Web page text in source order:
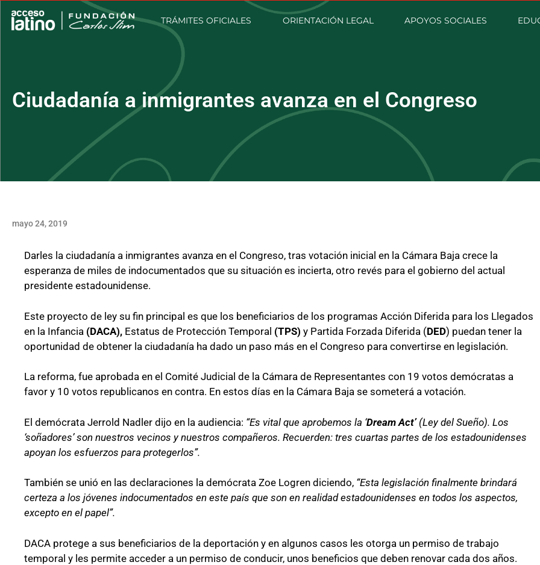
TRÁMITES OFICIALES ORIENTACIÓN LEGAL APOYOS SOCIALES
Ciudadanía a inmigrantes avanza en el Congreso
mayo 24, 2019
Darles la ciudadanía a inmigrantes avanza en el Congreso, tras votación inicial en la Cámara Baja crece la
esperanza de miles de indocumentados que su situación es incierta, otro revés para el gobierno del actual
presidente estadounidense.
Este proyecto de ley su fin principal es que los beneficiarios de los programas Acción Diferida para los Llegados
en la Infancia (DACA), Estatus de Protección Temporal (TPS) y Partida Forzada Diferida (DED) puedan tener la
oportunidad de obtener la ciudadanía ha dado un paso más en el Congreso para convertirse en legislación.
La reforma, fue aprobada en el Comité Judicial de la Cámara de Representantes con 19 votos demócratas a
favor y 10 votos republicanos en contra. En estos días en la Cámara Baja se someterá a votación.
El demócrata Jerrold Nadler dijo en la audiencia: “Es vital que aprobemos la ‘Dream Act’(Ley del Sueño). Los
‘soñadores’ son nuestros vecinos y nuestros compañeros. Recuerden: tres cuartas partes de los estadounidenses
apoyan los esfuerzos para protegerlos”.
También se unió en las declaraciones la demócrata Zoe Logren diciendo, “Esta legislación finalmente brindará
certeza a los jóvenes indocumentados en este país que son en realidad estadounidenses en todos los aspectos,
excepto en el papel”.
DACA protege a sus beneficiarios de la deportación y en algunos casos les otorga un permiso de trabajo
temporal y les permite acceder a un permiso de conducir, unos beneficios que deben renovar cada dos años.
Futuro para capacitarse al regresar a México?
Conoce los cursos de construcción en
para el Empleo